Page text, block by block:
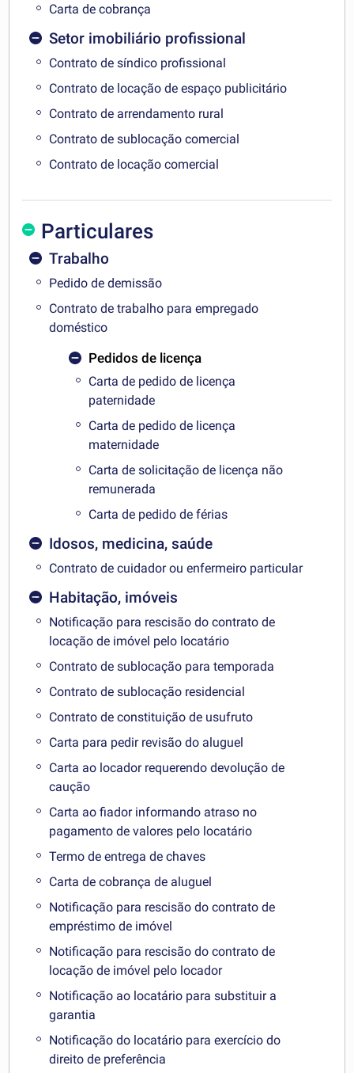
Carta de cobrança
Setor imobiliário profissional
Contrato de síndico profissional
Contrato de locação de espaço publicitário
Contrato de arrendamento rural
Contrato de sublocação comercial
Contrato de locação comercial
Particulares
Trabalho
Pedido de demissão
Contrato de trabalho para empregado
doméstico
Pedidos de licença
Carta de pedido de licença
paternidade
Carta de pedido de licença
maternidade
Carta de solicitação de licença não
remunerada
Carta de pedido de férias
Idosos, medicina, saúde
Contrato de cuidador ou enfermeiro particular
Habitação, imóveis
Notificação para rescisão do contrato de
locação de imóvel pelo locatário
Contrato de sublocação para temporada
Contrato de sublocação residencial
Contrato de constituição de usufruto
Carta para pedir revisão do aluguel
Carta ao locador requerendo devolução de
caução
Carta ao fiador informando atraso no
pagamento de valores pelo locatário
Termo de entrega de chaves
Carta de cobrança de aluguel
Notificação para rescisão do contrato de
empréstimo de imóvel
Notificação para rescisão do contrato de
locação de imóvel pelo locador
Notificação ao locatário para substituir a
garantia
Notificação do locatário para exercício do
direito de preferência